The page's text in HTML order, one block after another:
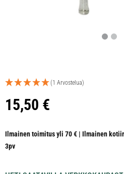
(1 Arvostelua)
15,50 €
Ilmainen toimitus yli 70 € | Ilmainen
3pv